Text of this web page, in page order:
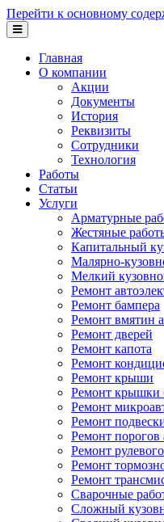
Перейти к основному
Главная
О компании
Акции
Документы
История
Реквизиты
Сотрудники
Технология
Работы
Статьи
Услуги
Арматурные
Жестяные
Капитальный
Малярно-
Мелкий
Ремонт
Ремонт бампера
Ремонт вмятин
Ремонт дверей
Ремонт капота
Ремонт
Ремонт крыши
Ремонт крышки
Ремонт
Ремонт
Ремонт порогов
Ремонт
Ремонт
Ремонт
Сварочные
Сложный